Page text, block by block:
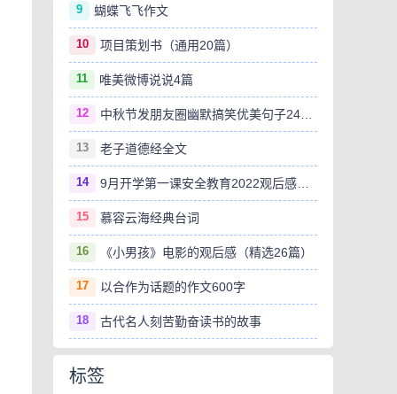
9 蝴蝶飞飞作文
10 项目策划书（通用20篇）
11 唯美微博说说4篇
12 中秋节发朋友圈幽默搞笑优美句子240句
13 老子道德经全文
14 9月开学第一课安全教育2022观后感范文（精选8篇）
15 慕容云海经典台词
16 《小男孩》电影的观后感（精选26篇）
17 以合作为话题的作文600字
18 古代名人刻苦勤奋读书的故事
标签